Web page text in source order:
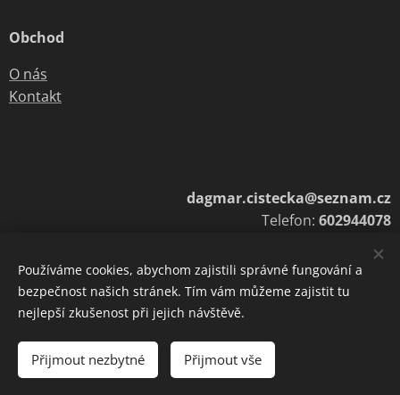
Do košíku
Obchod
O nás
Kontakt
dagmar.cistecka@seznam.cz
Telefon: 602944078
Cookies
Používáme cookies, abychom zajistili správné fungování a
bezpečnost našich stránek. Tím vám můžeme zajistit tu
nejlepší zkušenost při jejich návštěvě.
Přijmout nezbytné Přijmout vše